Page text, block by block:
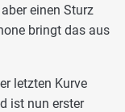
einen Sturz
bringt das aus
letzten Kurve
ist nun erster